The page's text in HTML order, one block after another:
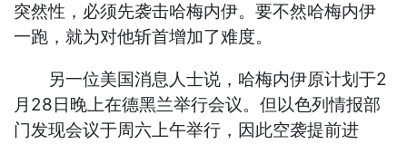
突然性，必须先袭击哈梅内伊。要不然哈梅内伊
一跑，就为对他斩首增加了难度。
另一位美国消息人士说，哈梅内伊原计划于2
月28日晚上在德黑兰举行会议。但以色列情报部
门发现会议于周六上午举行，因此空袭提前进